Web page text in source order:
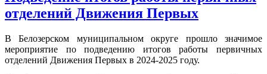
отделений Движения Первых
В Белозерском муниципальном округе прошло значимое
мероприятие по подведению итогов работы первичных
отделений Движения Первых в 2024-2025 году.